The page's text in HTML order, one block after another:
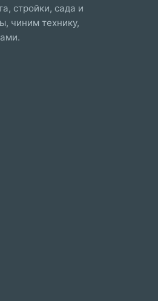
стройки, сада и
чиним технику,